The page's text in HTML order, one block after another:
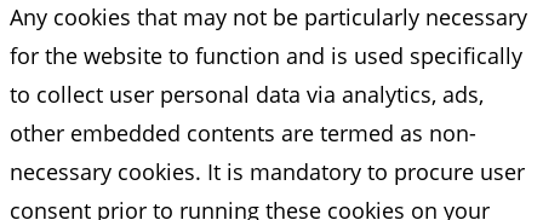
Any cookies that may not be particularly necessary
for the website to function and is used specifically
to collect user personal data via analytics, ads,
other embedded contents are termed as non-
necessary cookies. It is mandatory to procure user
consent prior to running these cookies on your